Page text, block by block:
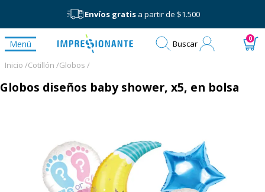
Envíos gratisa partir de $1.500
Menú Buscar 0
Inicio /Cotillón /Globos /
Globos diseños baby shower, x5, en bolsa